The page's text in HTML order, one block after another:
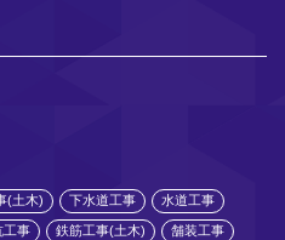
(土木) 下水道工事 水道工事
工事 鉄筋工事(土木) 舗装工事